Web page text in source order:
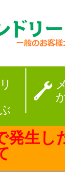
【
発生し